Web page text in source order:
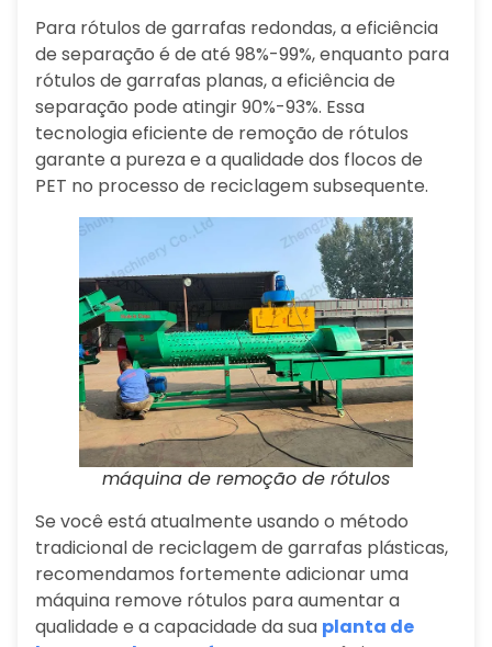
Para rótulos de garrafas redondas, a eficiência
de separação é de até 98%-99%, enquanto para
rótulos de garrafas planas, a eficiência de
separação pode atingir 90%-93%. Essa
tecnologia eficiente de remoção de rótulos
garante a pureza e a qualidade dos flocos de
PET no processo de reciclagem subsequente.
máquina de remoção de rótulos
Se você está atualmente usando o método
tradicional de reciclagem de garrafas plásticas,
recomendamos fortemente adicionar uma
máquina remove rótulos para aumentar a
qualidade e a capacidade da sua planta de